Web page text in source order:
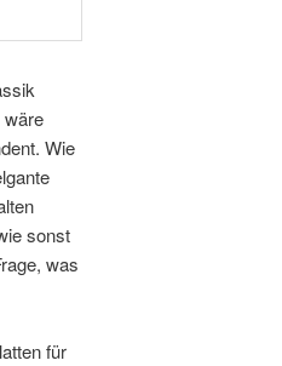
Wie
sonst
was
für